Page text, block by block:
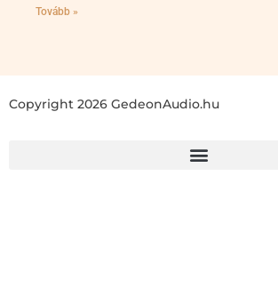
Tovább »
Copyright 2026 GedeonAudio.hu